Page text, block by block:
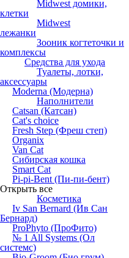
Midwest домики,
клетки
Midwest
лежанки
Зооник когтеточки и
комплексы
Средства для ухода
Туалеты, лотки,
аксессуары
Moderna (Модерна)
Наполнители
Catsan (Катсан)
Cat's choice
Fresh Step (Фреш степ)
Organix
Van Cat
Сибирская кошка
Smart Cat
Pi-pi-Bent (Пи-пи-бент)
Открыть все
Косметика
Iv San Bernard (Ив Сан
Бернард)
ProPhyto (ПроФито)
№ 1 All Systems (Ол
системс)